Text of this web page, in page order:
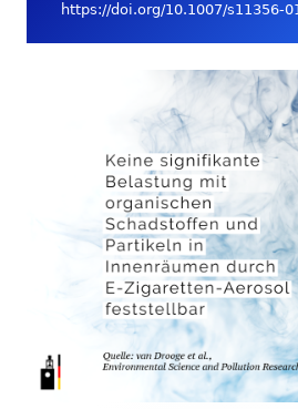
https://doi.org/10.1007/s11356-